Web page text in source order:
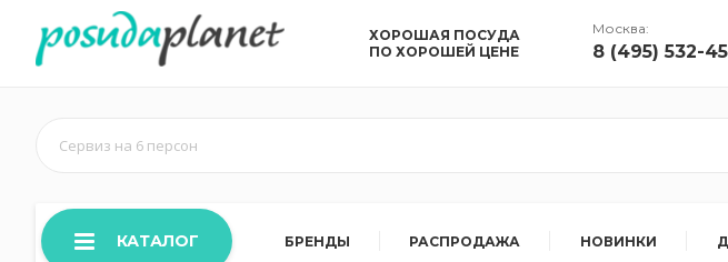
ХОРОШАЯ ПОСУДА
ПО ХОРОШЕЙ ЦЕНЕ
Москва:
8 (495) 532-
Сервиз на 6 персон
КАТАЛОГ БРЕНДЫ РАСПРОДАЖА НОВИНКИ